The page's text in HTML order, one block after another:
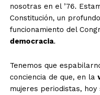
nosotras en el ’76.
Constitución, un
funcionamiento del
democracia.
Tenemos que
conciencia de que, en la
mujeres periodistas,